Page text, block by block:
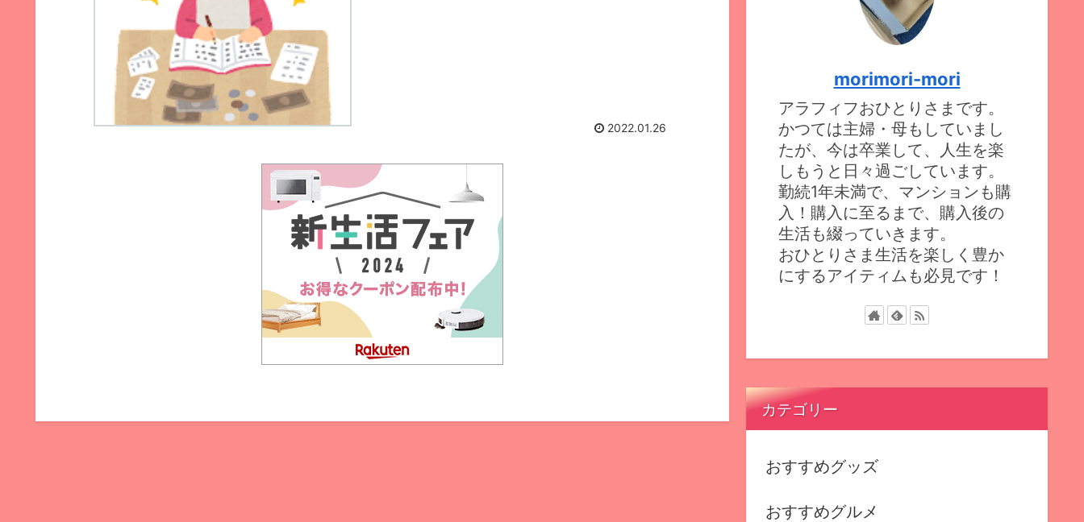
2022.01.26
morimori-mori
アラフィフおひとりさまです。
かつては主婦・母もしていまし
たが、今は卒業して、人生を楽
しもうと日々過ごしています。
勤続1年未満で、マンションも購
入！購入に至るまで、購入後の
生活も綴っていきます。
おひとりさま生活を楽しく豊か
にするアイティムも必見です！
カテゴリー
おすすめグッズ
おすすめグルメ